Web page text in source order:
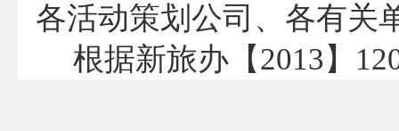
各活动策划公司、各有关
根据新旅办【2013】